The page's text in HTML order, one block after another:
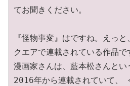
てお聞きください。
『怪物事変』はですね。えっ
クエアで連載されている作品で
漫画家さんは、藍本松さんとい
2016年から連載されていて、